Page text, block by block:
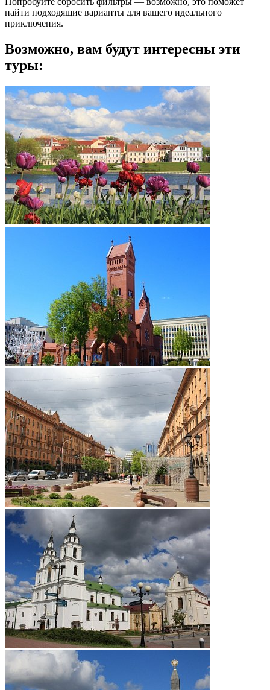
найти подходящие варианты для вашего идеального
приключения.
Возможно, вам будут интересны эти
туры: